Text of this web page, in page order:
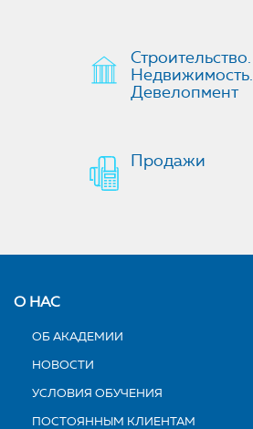
Строительство.
Недвижимость.
Девелопмент
Продажи
О НАС
ОБ АКАДЕМИИ
НОВОСТИ
УСЛОВИЯ ОБУЧЕНИЯ
ПОСТОЯННЫМ КЛИЕНТАМ